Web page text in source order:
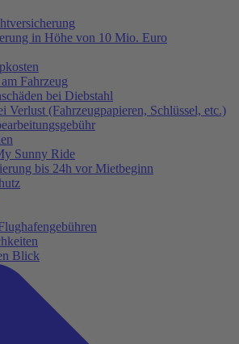
in Höhe von 10 Mio. Euro
Fahrzeug
bei Diebstahl
Verlust (Fahrzeugpapieren, Schlüssel, etc.)
Sunny Ride
bis 24h vor Mietbeginn
Blick